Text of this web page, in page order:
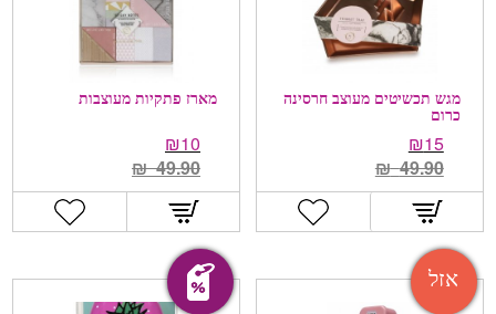
מארז פתקיות מעוצבות
10
₪
49.90
₪
מגש תכשיטים מעוצב חרסינה
כרום
15
₪
49.90
₪
מבצע!
אזל